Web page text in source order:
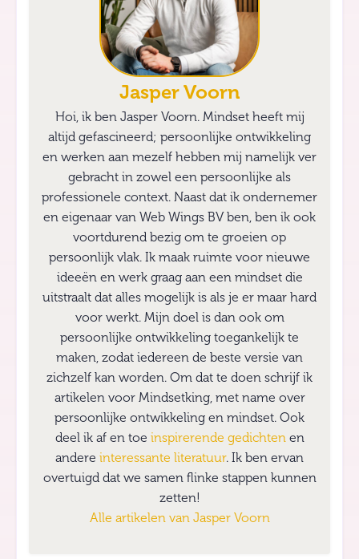
Jasper Voorn
Hoi, ik ben Jasper Voorn. Mindset heeft mij
altijd gefascineerd; persoonlijke ontwikkeling
en werken aan mezelf hebben mij namelijk ver
gebracht in zowel een persoonlijke als
professionele context. Naast dat ik ondernemer
en eigenaar van Web Wings BV ben, ben ik ook
voortdurend bezig om te groeien op
persoonlijk vlak. Ik maak ruimte voor nieuwe
ideeën en werk graag aan een mindset die
uitstraalt dat alles mogelijk is als je er maar hard
voor werkt. Mijn doel is dan ook om
persoonlijke ontwikkeling toegankelijk te
maken, zodat iedereen de beste versie van
zichzelf kan worden. Om dat te doen schrijf ik
artikelen voor Mindsetking, met name over
persoonlijke ontwikkeling en mindset. Ook
deel ik af en toe inspirerende gedichtenen
andere interessante literatuur. Ik ben ervan
overtuigd dat we samen flinke stappen kunnen
zetten!
Alle artikelen van Jasper Voorn